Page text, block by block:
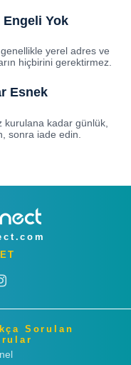
Yok
yerel adres ve
hiçbirini gerektirmez.
Esnek
kurulana kadar günlük,
sonra iade edin.
Sorulan